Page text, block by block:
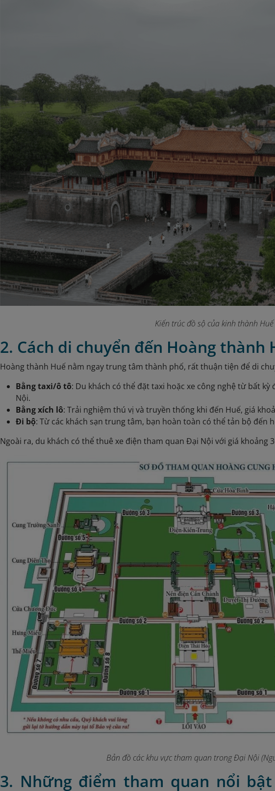
Kiến trúc đồ sộ của kinh thành Huế
2. Cách di chuyển đến Hoàng thành
Hoàng thành Huế nằm ngay trung tâm thành phố, rất thuận tiện để di
Bằng taxi/ô tô: Du khách có thể đặt taxi hoặc xe công nghệ từ bất
Nội.
Bằng xích lô: Trải nghiệm thú vị và truyền thống khi đến Huế, giá
Đi bộ: Từ các khách sạn trung tâm, bạn hoàn toàn có thể tản bộ đến
Ngoài ra, du khách có thể thuê xe điện tham quan Đại Nội với giá khoảng
Bản đồ các khu vực tham quan trong Đại Nội
3. Những điểm tham quan nổi